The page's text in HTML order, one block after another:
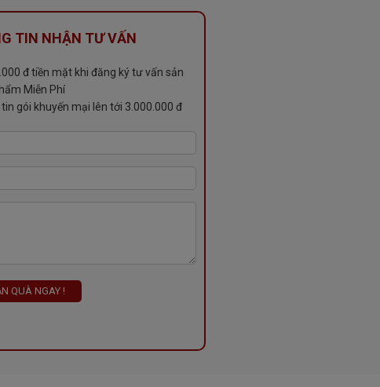
TIN NHẬN TƯ VẤN
đ tiền mặt khi đăng ký tư vấn sản
Miễn Phí
gói khuyến mại lên tới 3.000.000 đ
QUÀ NGAY !